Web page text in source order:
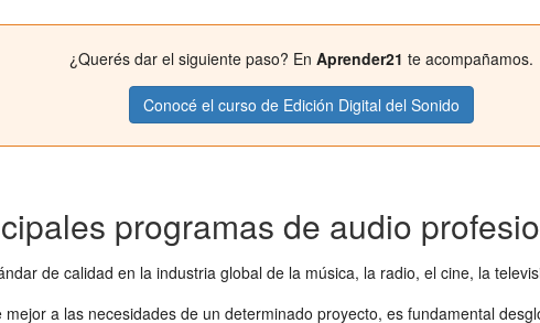
¿Querés dar el siguiente paso? En Aprender21 te acompañamos.
Conocé el curso de Edición Digital del Sonido
programas de audio
de calidad en la industria global de la música, la radio, el cine, la
a las necesidades de un determinado proyecto, es fundamental